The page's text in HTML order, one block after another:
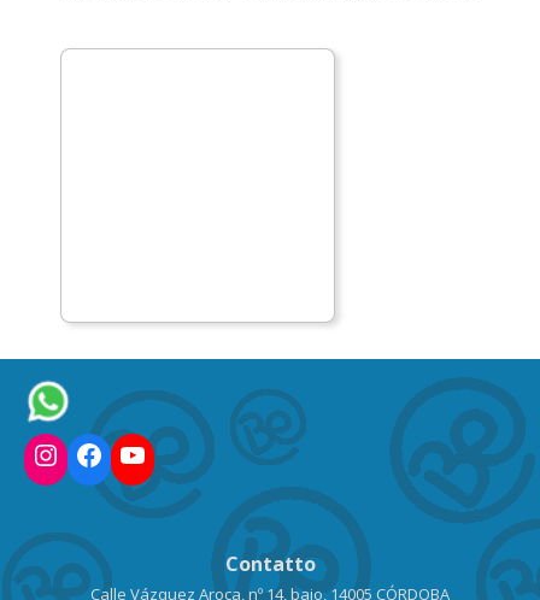
Instagram
Facebook
YouTube
Contatto
Calle Vázquez Aroca, nº 14, bajo, 14005 CÓRDOBA